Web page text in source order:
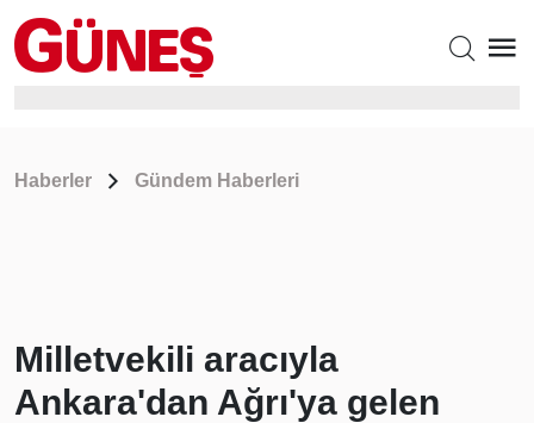
Haberler Gündem Haberleri
Milletvekili aracıyla
Ankara'dan Ağrı'ya gelen